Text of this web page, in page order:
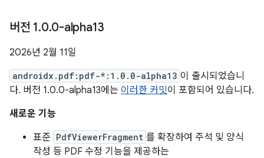
버전 1.0.0-alpha13
2026년 2월 11일
androidx.pdf:pdf-*:1.0.0-alpha13 이 출시되었습니
다. 버전 1.0.0-alpha13에는 이러한 커밋이 포함되어 있습니다.
새로운 기능
표준 PdfViewerFragment 를 확장하여 주석 및 양식
작성 등 PDF 수정 기능을 제공하는